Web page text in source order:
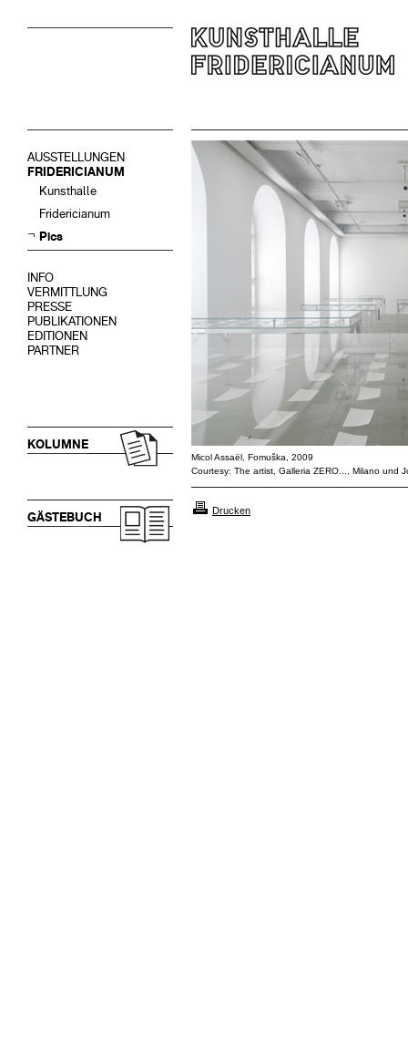
AUSSTELLUNGEN
FRIDERICIANUM
Kunsthalle
Fridericianum
Pics
INFO
VERMITTLUNG
PRESSE
PUBLIKATIONEN
EDITIONEN
PARTNER
KOLUMNE
GÄSTEBUCH
Micol Assaël, Fomuška, 2009
Courtesy: The artist, Galleria ZERO..., Milano und
Drucken